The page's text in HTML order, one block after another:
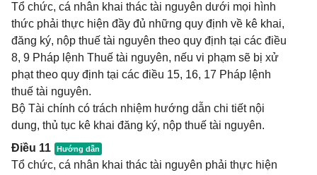
Tổ chức, cá nhân khai thác tài nguyên dưới mọi hình
thức phải thực hiện đầy đủ những quy định về kê khai,
đăng ký, nộp thuế tài nguyên theo quy định tại các điều
8, 9 Pháp lệnh Thuế tài nguyên, nếu vi phạm sẽ bị xử
phạt theo quy định tại các điều 15, 16, 17 Pháp lệnh
thuế tài nguyên.
Bộ Tài chính có trách nhiệm hướng dẫn chi tiết nội
dung, thủ tục kê khai đăng ký, nộp thuế tài nguyên.
Điều 11
Tổ chức, cá nhân khai thác tài nguyên phải thực hiện